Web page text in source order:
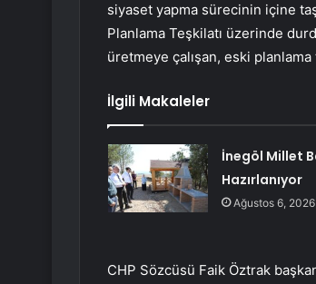
siyaset yapma sürecinin içine
Planlama Teşkilatı üzerinde
üretmeye çalışan, eski
İlgili Makaleler
İnegöl Millet
Hazırlanıyor
Ağustos 6, 2026
CHP Sözcüsü Faik Öztrak